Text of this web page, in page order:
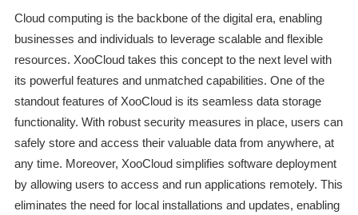
Cloud computing is the backbone of the digital era, enabling
businesses and individuals to leverage scalable and flexible
resources. XooCloud takes this concept to the next level with
its powerful features and unmatched capabilities. One of the
standout features of XooCloud is its seamless data storage
functionality. With robust security measures in place, users can
safely store and access their valuable data from anywhere, at
any time. Moreover, XooCloud simplifies software deployment
by allowing users to access and run applications remotely. This
eliminates the need for local installations and updates, enabling